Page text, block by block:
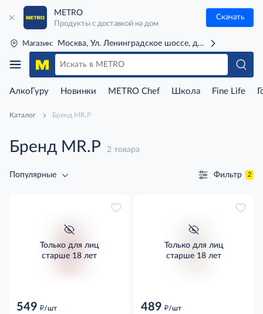
METRO
Продукты с доставкой на дом
Скачать
Магазин: Москва, Ул. Ленинградское шоссе, д. 71Г (м. Речной
АлкоГуру Новинки METRO Chef Школа Fine Life
Каталог Бренд MR.P
Бренд MR.P 2 товара
Популярные Фильтр 2
Только для лиц
старше 18 лет
549 д/шт
Только для лиц
старше 18 лет
489 д/шт